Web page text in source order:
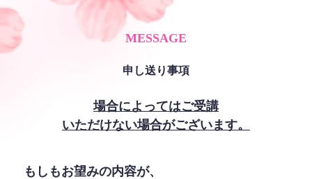
MESSAGE
申し送り事項
場合によってはご受講
いただけない場合がございます。
もしもお望みの内容が、